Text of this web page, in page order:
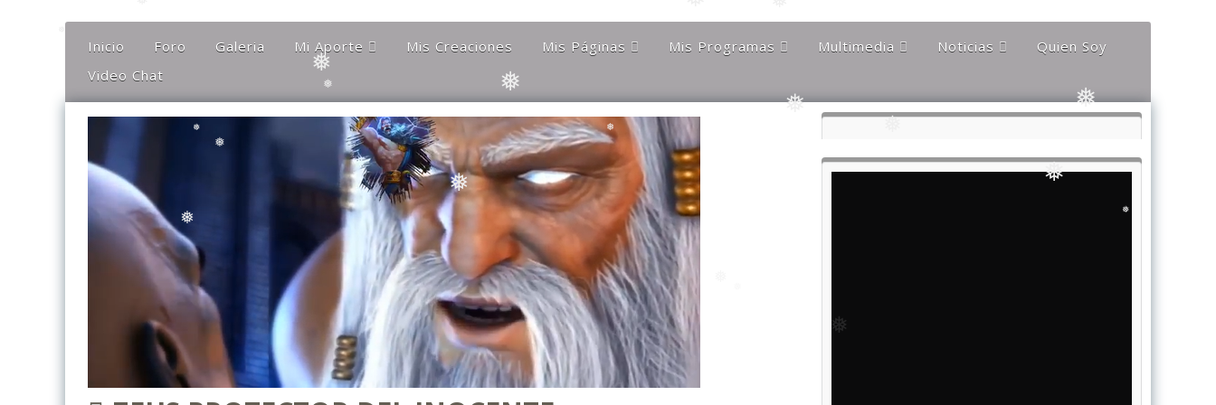
❅
❅
❅
❅
❅
❅
❅
❅
❅
Inicio Foro Galeria Mi Aporte
Columna
Comentarios
El Canto Del Shofar
El Canto De La Lira
Mis Karaokes
Sugerencias
Opiniones
Mis Creaciones Mis Páginas
Más Allá Del
Conocimiento
Orgulloso De Ser
Chileno
Orgulloso de ser
Magallanico
Patagonia Rebelde
Propiedades Poblete
Yo Quiero Que Mi
Mamá Sea Eterna
Mis Programas
Charla Austral
Más Allá del
conocimiento
Multimedia
Documentos
Videos
Noticias
Noticias
Noticias Nacionales
Quien Soy
Video Chat